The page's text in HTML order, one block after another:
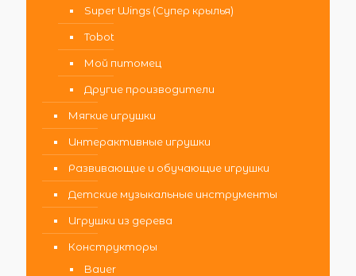
Super Wings (Супер крылья)
Tobot
Мой питомец
Другие производители
Мягкие игрушки
Интерактивные игрушки
Развивающие и обучающие игрушки
Детские музыкальные инструменты
Игрушки из дерева
Конструкторы
Bauer